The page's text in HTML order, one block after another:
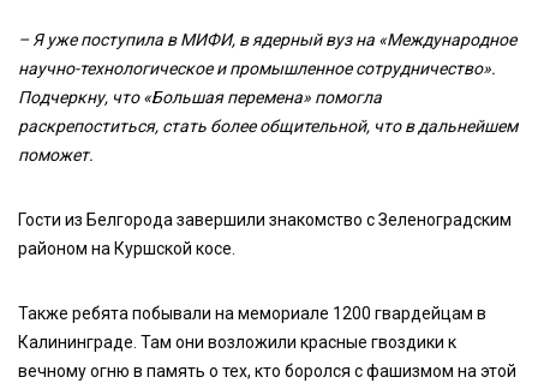
– Я уже поступила в МИФИ, в ядерный вуз на «Международное
научно-технологическое и промышленное сотрудничество».
Подчеркну, что «Большая перемена» помогла
раскрепоститься, стать более общительной, что в дальнейшем
поможет.
Гости из Белгорода завершили знакомство с Зеленоградским
районом на Куршской косе.
Также ребята побывали на мемориале 1200 гвардейцам в
Калининграде. Там они возложили красные гвоздики к
вечному огню в память о тех, кто боролся с фашизмом на этой